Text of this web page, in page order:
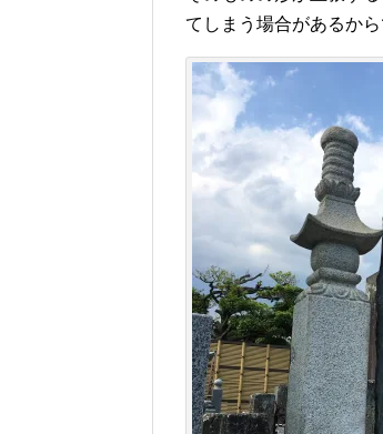
てしまう場合があるから